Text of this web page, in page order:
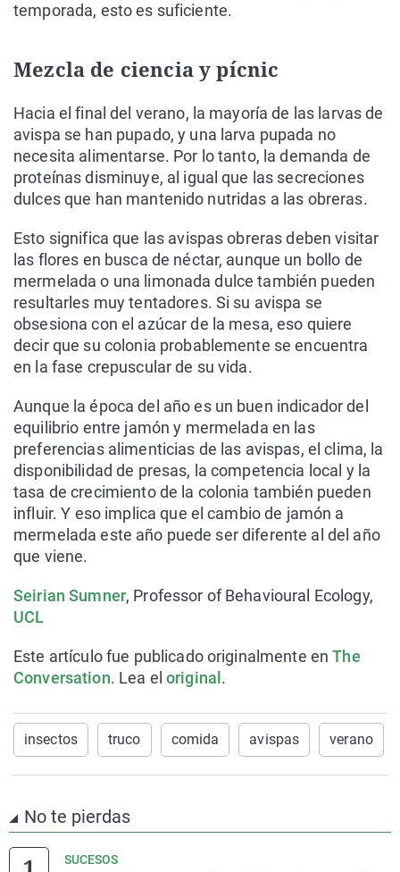
temporada, esto es suficiente.
Mezcla de ciencia y pícnic
Hacia el final del verano, la mayoría de las larvas de
avispa se han pupado, y una larva pupada no
necesita alimentarse. Por lo tanto, la demanda de
proteínas disminuye, al igual que las secreciones
dulces que han mantenido nutridas a las obreras.
Esto significa que las avispas obreras deben visitar
las flores en busca de néctar, aunque un bollo de
mermelada o una limonada dulce también pueden
resultarles muy tentadores. Si su avispa se
obsesiona con el azúcar de la mesa, eso quiere
decir que su colonia probablemente se encuentra
en la fase crepuscular de su vida.
Aunque la época del año es un buen indicador del
equilibrio entre jamón y mermelada en las
preferencias alimenticias de las avispas, el clima, la
disponibilidad de presas, la competencia local y la
tasa de crecimiento de la colonia también pueden
influir. Y eso implica que el cambio de jamón a
mermelada este año puede ser diferente al del año
que viene.
Seirian Sumner, Professor of Behavioural Ecology,
UCL
Este artículo fue publicado originalmente enThe
Conversation. Lea el original .
insectos truco comida avispas verano
No te pierdas
SUCESOS